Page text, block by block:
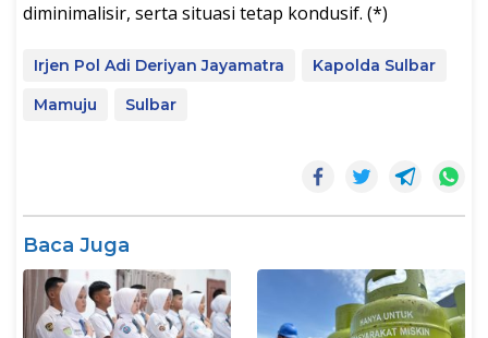
diminimalisir, serta situasi tetap kondusif. (*)
Irjen Pol Adi Deriyan Jayamatra
Kapolda Sulbar
Mamuju
Sulbar
Baca Juga